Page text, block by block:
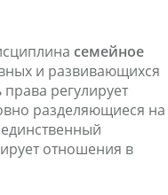
семейное
и развивающихся
регулирует
разделяющиеся на
отношения в